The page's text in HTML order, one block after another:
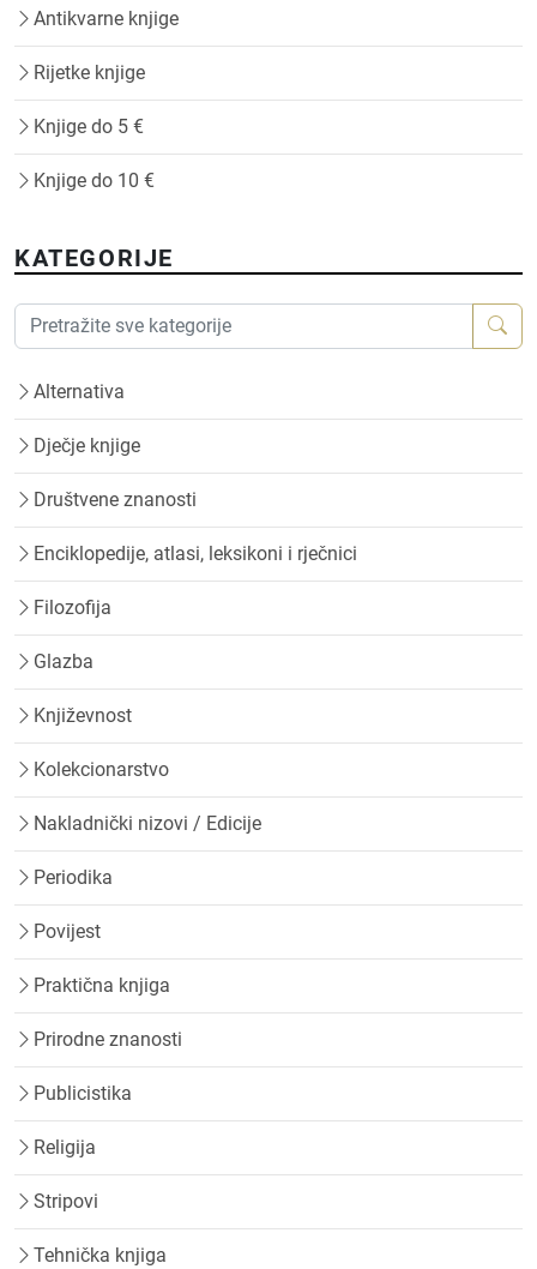
Antikvarne knjige
Rijetke knjige
Knjige do 5 €
Knjige do 10 €
KATEGORIJE
Alternativa
Dječje knjige
Društvene znanosti
Enciklopedije, atlasi, leksikoni i rječnici
Filozofija
Glazba
Književnost
Kolekcionarstvo
Nakladnički nizovi / Edicije
Periodika
Povijest
Praktična knjiga
Prirodne znanosti
Publicistika
Religija
Stripovi
Tehnička knjiga